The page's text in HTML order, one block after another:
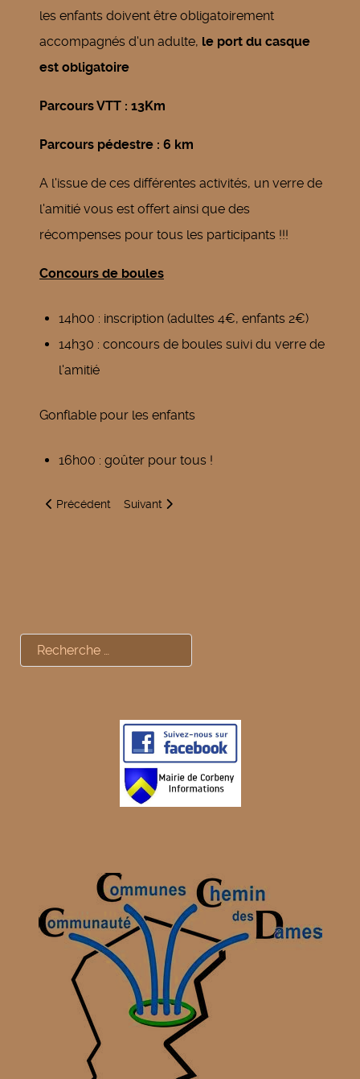
les enfants doivent être obligatoirement
accompagnés d'un adulte, le port du casque
est obligatoire
Parcours VTT : 13Km
Parcours pédestre : 6 km
A l'issue de ces différentes activités, un verre de
l'amitié vous est offert ainsi que des
récompenses pour tous les participants !!!
Concours de boules
14h00 : inscription (adultes 4€, enfants 2€)
14h30 : concours de boules suivi du verre de
l'amitié
Gonflable pour les enfants
16h00 : goûter pour tous !
Article précédent : Cours de Viniyoga
Précédent Article suivant : Inauguration opti't lunettes
Suivant
Rechercher